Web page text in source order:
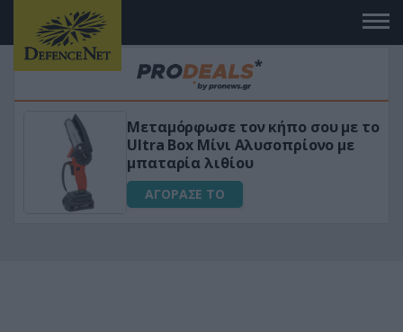
Μεταμόρφωσε τον κήπο σου με το
Ultra Box Μίνι Αλυσοπρίονο με
μπαταρία λιθίου
ΑΓΟΡΑΣΕ ΤΟ